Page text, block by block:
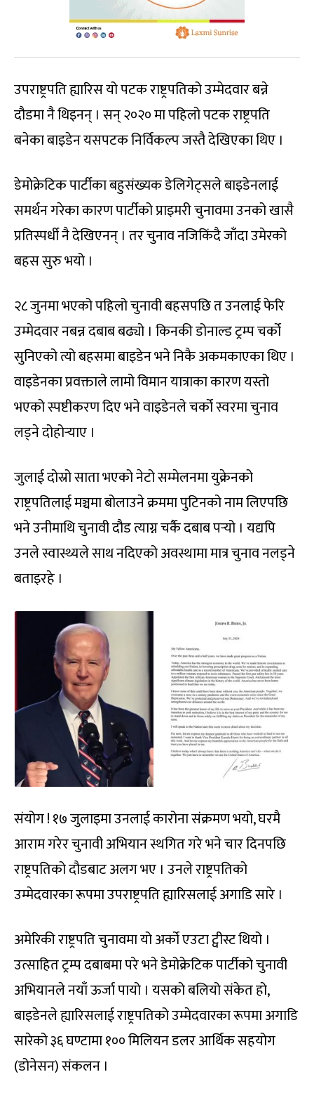
उपराष्ट्रपति ह्यारिस यो पटक राष्ट्रपतिको उम्मेदवार बन्ने
दौडमा नै थिइनन् । सन् २०२० मा पहिलो पटक राष्ट्रपति
बनेका बाइडेन यसपटक निर्विकल्प जस्तै देखिएका थिए ।
डेमोक्रेटिक पार्टीका बहुसंख्यक डेलिगेट्सले बाइडेनलाई
समर्थन गरेका कारण पार्टीको प्राइमरी चुनावमा उनको खासै
प्रतिस्पर्धी नै देखिएनन् । तर चुनाव नजिकिंदै जाँदा उमेरको
बहस सुरु भयो ।
२८ जुनमा भएको पहिलो चुनावी बहसपछि त उनलाई फेरि
उम्मेदवार नबन्न दबाब बढ्यो । किनकी डोनाल्ड ट्रम्प चर्को
सुनिएको त्यो बहसमा बाइडेन भने निकै अकमकाएका थिए ।
वाइडेनका प्रवक्ताले लामो विमान यात्राका कारण यस्तो
भएको स्पष्टीकरण दिए भने वाइडेनले चर्को स्वरमा चुनाव
लड्ने दोहोर्‍याए ।
जुलाई दोस्रो साता भएको नेटो सम्मेलनमा युक्रेनको
राष्ट्रपतिलाई मञ्चमा बोलाउने क्रममा पुटिनको नाम लिएपछि
भने उनीमाथि चुनावी दौड त्याग्न चर्कै दबाब पर्‍यो । यद्यपि
उनले स्वास्थ्यले साथ नदिएको अवस्थामा मात्र चुनाव नलड्ने
बताइरहे ।
संयोग ! १७ जुलाइमा उनलाई कारोना संक्रमण भयो, घरमै
आराम गरेर चुनावी अभियान स्थगित गरे भने चार दिनपछि
राष्ट्रपतिको दौडबाट अलग भए । उनले राष्ट्रपतिको
उम्मेदवारका रूपमा उपराष्ट्रपति ह्यारिसलाई अगाडि सारे ।
अमेरिकी राष्ट्रपति चुनावमा यो अर्को एउटा ट्वीस्ट थियो ।
उत्साहित ट्रम्प दबाबमा परे भने डेमोक्रेटिक पार्टीको चुनावी
अभियानले नयाँ ऊर्जा पायो । यसको बलियो संकेत हो,
बाइडेनले ह्यारिसलाई राष्ट्रपतिको उम्मेदवारका रूपमा अगाडि
सारेको ३६ घण्टामा १०० मिलियन डलर आर्थिक सहयोग
(डोनेसन) संकलन ।